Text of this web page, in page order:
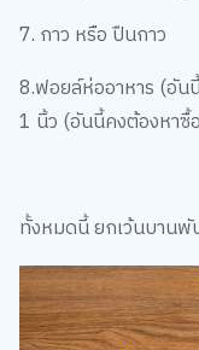
7. กาว หรือ ปืนกาว
8.ฟอยล์ห่ออาหาร (อัน
1 นิ้ว (อันนี้คงต้องหา
ทั้งหมดนี้ ยกเว้นบานพั